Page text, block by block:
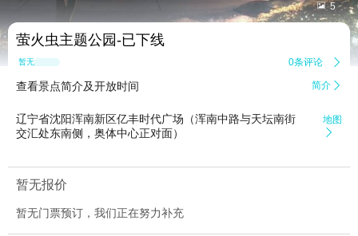
 5
萤火虫主题公园-已下线
暂无点评 0条评论 
查看景点简介及开放时间 简介 
辽宁省沈阳浑南新区亿丰时代广场（浑南中路与天坛南街
交汇处东南侧，奥体中心正对面）
地图

暂无报价
暂无门票预订，我们正在努力补充